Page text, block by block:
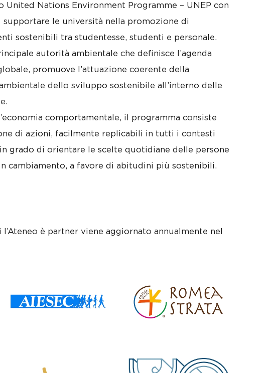
United Nations Environment Programme – UNEP con
supportare le università nella promozione di
sostenibili tra studentesse, studenti e personale.
autorità ambientale che definisce l’agenda
promuove l’attuazione coerente della
dello sviluppo sostenibile all’interno delle
comportamentale, il programma consiste
di azioni, facilmente replicabili in tutti i contesti
grado di orientare le scelte quotidiane delle persone
cambiamento, a favore di abitudini più sostenibili.
è partner viene aggiornato annualmente nel